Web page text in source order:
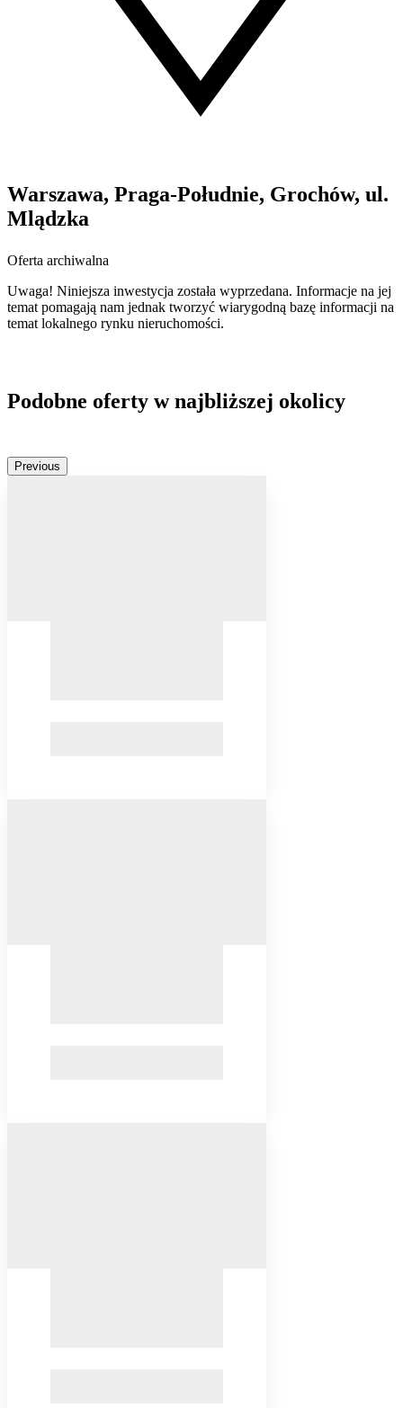
Warszawa, Praga-Południe, Grochów, ul.
Mlądzka
Oferta archiwalna
Uwaga! Niniejsza inwestycja została wyprzedana. Informacje na jej
temat pomagają nam jednak tworzyć wiarygodną bazę informacji na
temat lokalnego rynku nieruchomości.
Podobne oferty w najbliższej okolicy
Previous